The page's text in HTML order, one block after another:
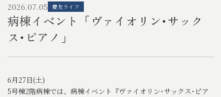
2026.07.05 慶友ライフ
病棟イベント「ヴァイオリン･サック
ス･ピアノ」
6月27日(土)
5号棟2階病棟では、病棟イベント『ヴァイオリン･サックス･ピア